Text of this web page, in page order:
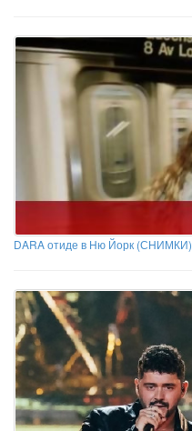
DARA отиде в Ню Йорк (СНИМКИ)